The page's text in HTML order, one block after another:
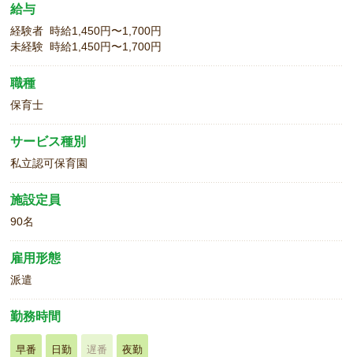
給与
経験者 時給1,450円〜1,700円
未経験 時給1,450円〜1,700円
職種
保育士
サービス種別
私立認可保育園
施設定員
90名
雇用形態
派遣
勤務時間
早番 日勤 遅番 夜勤